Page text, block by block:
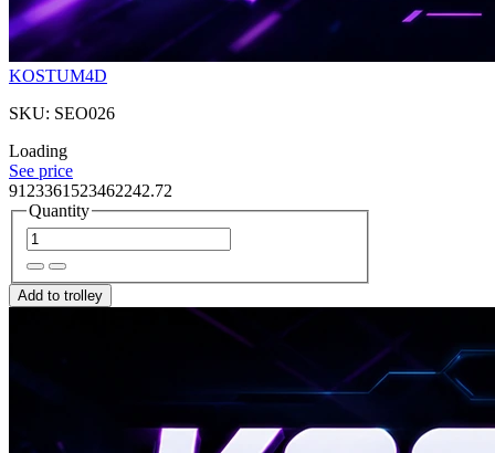
KOSTUM4D
SKU: SEO026
Loading
See price
9123361523462242.72
Quantity
Add to trolley